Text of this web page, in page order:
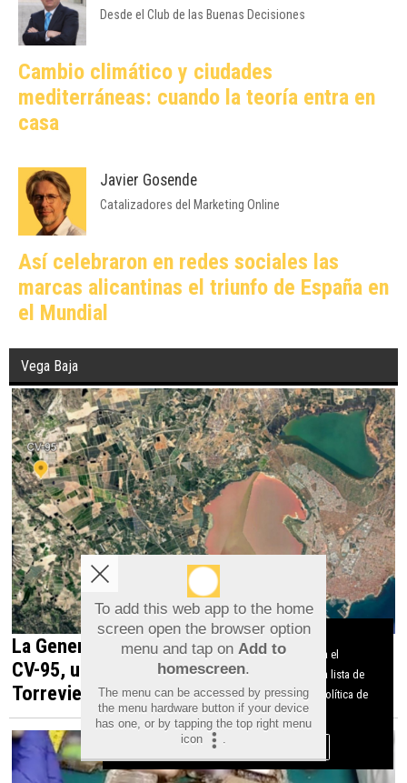
Desde el Club de las Buenas Decisiones
Cambio climático y ciudades
mediterráneas: cuando la teoría entra en
casa
Javier Gosende
Catalizadores del Marketing Online
Así celebraron en redes sociales las
marcas alicantinas el triunfo de España en
el Mundial
Vega Baja
La Generalitat impulsa el desdoblamiento de la
CV-95, una infraestructura estratégica para
Torrevieja y la Vega Baja
To add this web app to the home
screen open the browser option
menu and tap on Add to
homescreen.
The menu can be accessed by pressing
the menu hardware button if your device
has one, or by tapping the top right menu
icon
.
Aviso sobre el Uso de cookies:
Utilizamos cookies nuestras y de terceros para el
funcionamiento del digital. Puedes consultar la lista de
cookies y como desconectarlas. Ver nuestra Política de
Privacidad y Cookies
Aceptar Cookies